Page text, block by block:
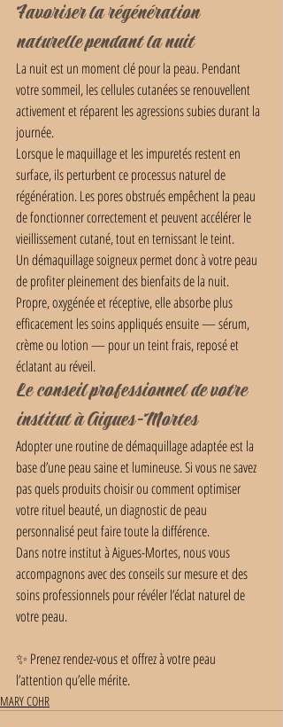
Favoriser la régénération
naturelle pendant la nuit
La nuit est un moment clé pour la peau. Pendant
votre sommeil, les cellules cutanées se renouvellent
activement et réparent les agressions subies durant la
journée.
Lorsque le maquillage et les impuretés restent en
surface, ils perturbent ce processus naturel de
régénération. Les pores obstrués empêchent la peau
de fonctionner correctement et peuvent accélérer le
vieillissement cutané, tout en ternissant le teint.
Un démaquillage soigneux permet donc à votre peau
de profiter pleinement des bienfaits de la nuit.
Propre, oxygénée et réceptive, elle absorbe plus
efficacement les soins appliqués ensuite — sérum,
crème ou lotion — pour un teint frais, reposé et
éclatant au réveil.
Le conseil professionnel de votre
institut à Aigues-Mortes
Adopter une routine de démaquillage adaptée est la
base d’une peau saine et lumineuse. Si vous ne savez
pas quels produits choisir ou comment optimiser
votre rituel beauté, un diagnostic de peau
personnalisé peut faire toute la différence.
Dans notre institut à Aigues-Mortes, nous vous
accompagnons avec des conseils sur mesure et des
soins professionnels pour révéler l’éclat naturel de
votre peau.
✨ Prenez rendez-vous et offrez à votre peau
l’attention qu’elle mérite.
MARY COHR